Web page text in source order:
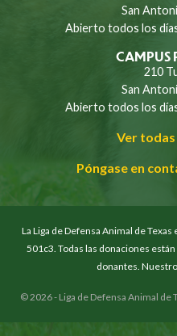
San
Abierto todos los
CAMPUS
210
San
Abierto todos los
Ver
Póngase en
La Liga de Defensa Animal de
501c3. Todas las donaciones
donantes.
© 2026 - Liga de Defensa Animal de